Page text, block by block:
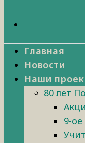
Главная
Новости
Наши
80 лет
9-